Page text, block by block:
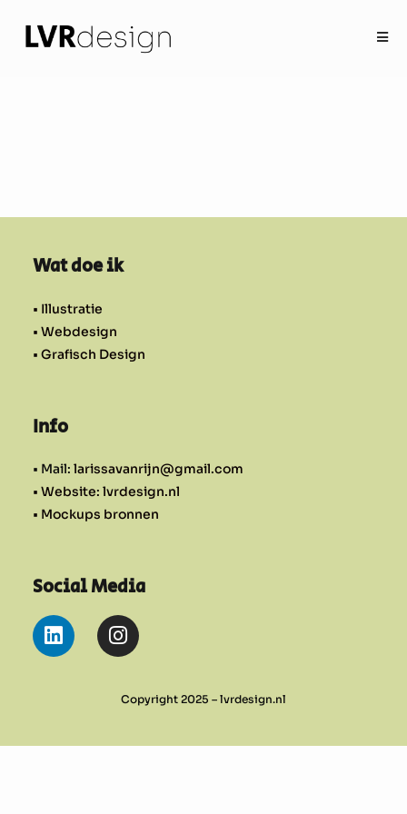
Wat doe ik
• Illustratie
• Webdesign
• Grafisch Design
Info
• Mail: larissavanrijn@gmail.com
• Website: lvrdesign.nl
• Mockups bronnen
Social Media
Copyright 2025 – lvrdesign.nl